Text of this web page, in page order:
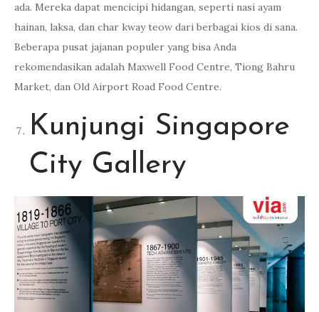
ada. Mereka dapat mencicipi hidangan, seperti nasi ayam
hainan, laksa, dan char kway teow dari berbagai kios di sana.
Beberapa pusat jajanan populer yang bisa Anda
rekomendasikan adalah Maxwell Food Centre, Tiong Bahru
Market, dan Old Airport Road Food Centre.
Kunjungi Singapore
City Gallery